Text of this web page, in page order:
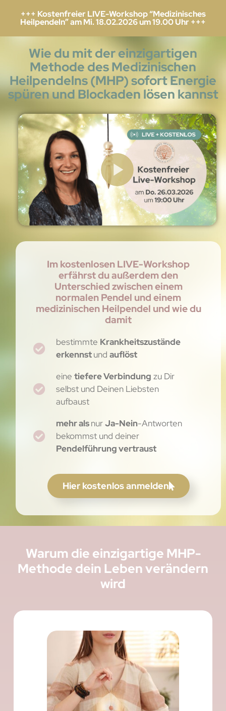
+++ Kostenfreier LIVE-Workshop “Medizinisches
Heilpendeln” am Mi. 18.02.2026 um 19.00 Uhr +++
Wie du mit der einzigartigen
Methode des Medizinischen
Heilpendelns (MHP) sofort Energie
spüren und Blockaden lösen kannst
Im kostenlosen LIVE-Workshop
erfährst du außerdem den
Unterschied zwischen einem
normalen Pendel und einem
medizinischen Heilpendel und wie du
damit
bestimmte Krankheitszustände
erkennstund auflöst
eine tiefere Verbindung zu Dir
selbst und Deinen Liebsten
aufbaust
mehr alsnurJa-Nein-Antworten
bekommst und deiner
Pendelführung vertraust
Hier kostenlos anmelden
Warum die einzigartige MHP-
Methode dein Leben verändern
wird